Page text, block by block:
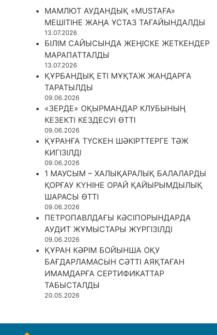
МАМЛЮТ АУДАНДЫҚ «MUSTAFA»
МЕШІТІНЕ ЖАҢА ҰСТАЗ ТАҒАЙЫНДАЛДЫ
13.07.2026
БІЛІМ САЙЫСЫНДА ЖЕҢІСКЕ ЖЕТКЕНДЕР
МАРАПАТТАЛДЫ
13.07.2026
ҚҰРБАНДЫҚ ЕТІ МҰҚТАЖ ЖАНДАРҒА
ТАРАТЫЛДЫ
09.06.2026
«ЗЕРДЕ» ОҚЫРМАНДАР КЛУБЫНЫҢ
КЕЗЕКТІ КЕЗДЕСУІ ӨТТІ
09.06.2026
ҚҰРАНҒА ТҮСКЕН ШӘКІРТТЕРГЕ ТӘЖ
КИГІЗІЛДІ
09.06.2026
1 МАУСЫМ – ХАЛЫҚАРАЛЫҚ БАЛАЛАРДЫ
ҚОРҒАУ КҮНІНЕ ОРАЙ ҚАЙЫРЫМДЫЛЫҚ
ШАРАСЫ ӨТТІ
09.06.2026
ПЕТРОПАВЛДАҒЫ КӘСІПОРЫНДАРДА
АУДИТ ЖҰМЫСТАРЫ ЖҮРГІЗІЛДІ
09.06.2026
ҚҰРАН КӘРІМ БОЙЫНША ОҚУ
БАҒДАРЛАМАСЫН СӘТТІ АЯҚТАҒАН
ИМАМДАРҒА СЕРТИФИКАТТАР
ТАБЫСТАЛДЫ
20.05.2026